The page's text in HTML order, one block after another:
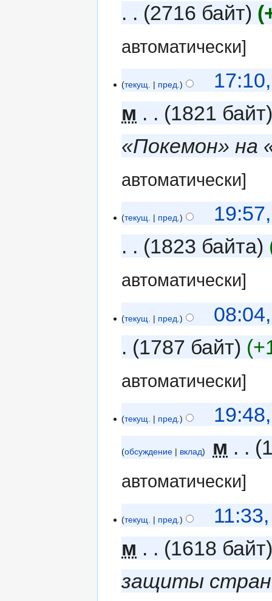
2716 байт
автоматически]
текущ. пред.
м
1821 байт
«Покемон» на
автоматически]
текущ. пред.
1823 байта
автоматически]
текущ. пред.
1787 байт
автоматически]
текущ. пред.
обсуждение вклад м
автоматически]
текущ. пред.
м
1618 байт
защиты